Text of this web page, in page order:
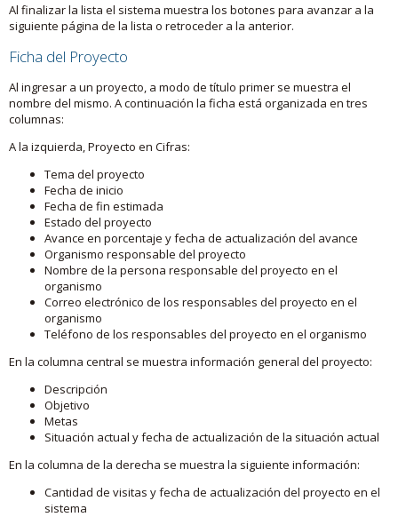
Al finalizar la lista el sistema muestra los botones para avanzar a la
siguiente página de la lista o retroceder a la anterior.
Ficha del Proyecto
Al ingresar a un proyecto, a modo de título primer se muestra el
nombre del mismo. A continuación la ficha está organizada en tres
columnas:
A la izquierda, Proyecto en Cifras:
Tema del proyecto
Fecha de inicio
Fecha de fin estimada
Estado del proyecto
Avance en porcentaje y fecha de actualización del avance
Organismo responsable del proyecto
Nombre de la persona responsable del proyecto en el
organismo
Correo electrónico de los responsables del proyecto en el
organismo
Teléfono de los responsables del proyecto en el organismo
En la columna central se muestra información general del proyecto:
Descripción
Objetivo
Metas
Situación actual y fecha de actualización de la situación actual
En la columna de la derecha se muestra la siguiente información:
Cantidad de visitas y fecha de actualización del proyecto en el
sistema